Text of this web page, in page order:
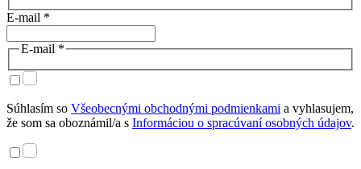
E-mail *
E-mail *
Súhlasím so Všeobecnými obchodnými podmienkami a vyhlasujem,
že som sa oboznámil/a s Informáciou o spracúvaní osobných údajov.